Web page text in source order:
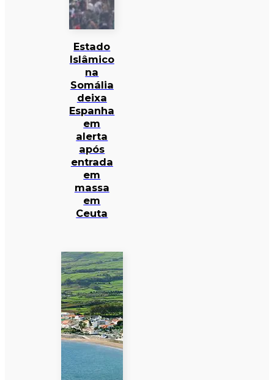
Estado
Islâmico
na
Somália
deixa
Espanha
em
alerta
após
entrada
em
massa
em
Ceuta